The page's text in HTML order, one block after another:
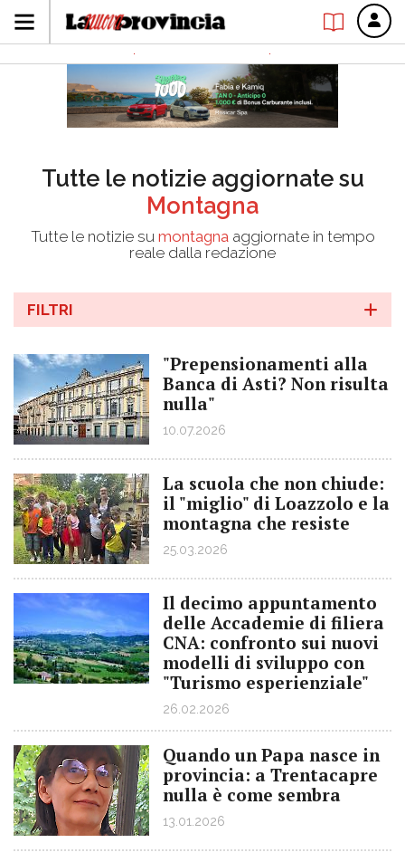
Tutte le notizie aggiornate su
Montagna
Tutte le notizie su montagnaaggiornate in tempo
reale dalla redazione
FILTRI
"Prepensionamenti alla
Banca di Asti? Non risulta
nulla"
10.07.2026
La scuola che non chiude:
il "miglio" di Loazzolo e la
montagna che resiste
25.03.2026
Il decimo appuntamento
delle Accademie di filiera
CNA: confronto sui nuovi
modelli di sviluppo con
"Turismo esperienziale"
26.02.2026
Quando un Papa nasce in
provincia: a Trentacapre
nulla è come sembra
13.01.2026